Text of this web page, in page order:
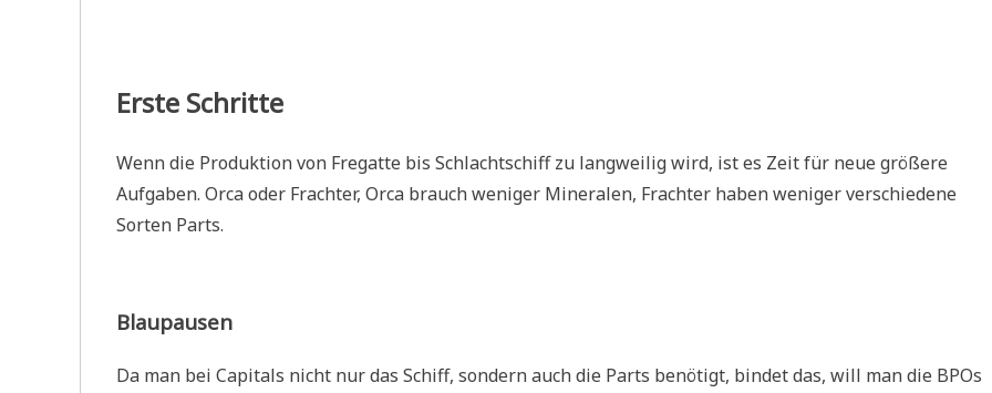
Erste Schritte
Wenn die Produktion von Fregatte bis Schlachtschiff zu langweilig wird, ist es Zeit für neue größere
Aufgaben. Orca oder Frachter, Orca brauch weniger Mineralen, Frachter haben weniger verschiedene
Sorten Parts.
Blaupausen
Da man bei Capitals nicht nur das Schiff, sondern auch die Parts benötigt, bindet das, will man die BPOs